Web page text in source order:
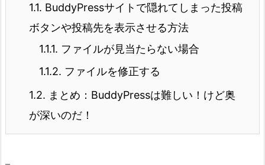
1.1. BuddyPressサイトで隠れてしまった投稿
ボタンや投稿先を表示させる方法
1.1.1. ファイルが見当たらない場合
1.1.2. ファイルを修正する
1.2. まとめ：BuddyPressは難しい！けど奥
が深いのだ！